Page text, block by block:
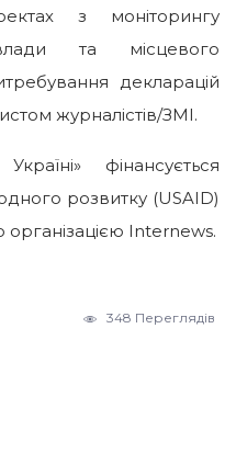
з моніторингу
та місцевого
декларацій
журналістів/ЗМІ.
фінансується
розвитку (USAID)
Internews.
348 Переглядів